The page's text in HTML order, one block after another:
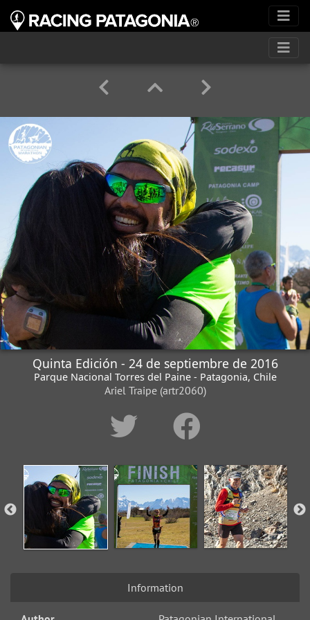
Quinta Edición - 24 de septiembre de 2016
Parque Nacional Torres del Paine - Patagonia, Chile
Ariel Traipe (artr2060)
Information